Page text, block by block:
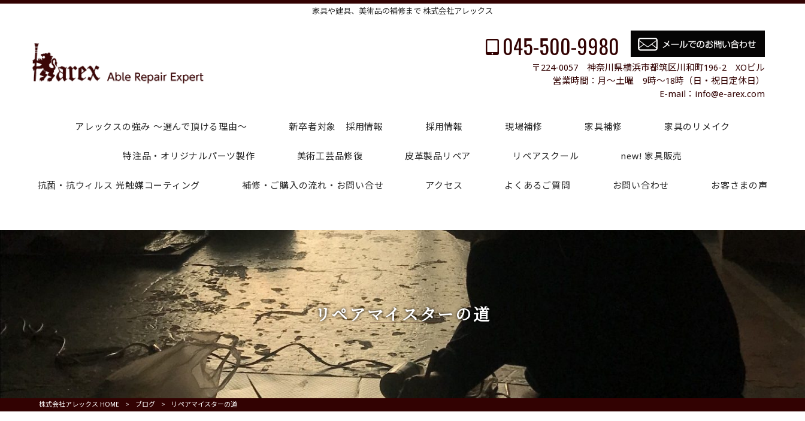
家具や建具、美術品の補修まで 株式会社アレックス
045-500-9980
〒224-0057 神奈川県横浜市都筑区川和町196-2 XOビル
営業時間：月～土曜 9時～18時（日・祝日定休日）
E-mail：info@e-arex.com
アレックスの強み ～選んで頂ける理由～ 新卒者対象 採用情報 採用情報 現場補修 家具補修 家具のリメイク
特注品・オリジナルパーツ製作 美術工芸品修復 皮革製品リペア リペアスクール new! 家具販売
抗菌・抗ウィルス 光触媒コーティング 補修・ご購入の流れ・お問い合せ アクセス よくあるご質問 お問い合わせ お客さまの声
リペアマイスターの道
株式会社アレックス HOME > ブログ > リペアマイスターの道